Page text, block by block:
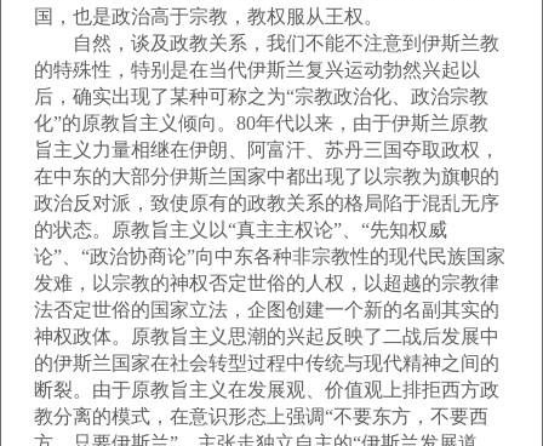
国，也是政治高于宗教，教权服从王权。
自然，谈及政教关系，我们不能不注意到伊斯兰教
的特殊性，特别是在当代伊斯兰复兴运动勃然兴起以
后，确实出现了某种可称之为“宗教政治化、政治宗教
化”的原教旨主义倾向。80年代以来，由于伊斯兰原教
旨主义力量相继在伊朗、阿富汗、苏丹三国夺取政权，
在中东的大部分伊斯兰国家中都出现了以宗教为旗帜的
政治反对派，致使原有的政教关系的格局陷于混乱无序
的状态。原教旨主义以“真主主权论”、“先知权威
论”、“政治协商论”向中东各种非宗教性的现代民族国家
发难，以宗教的神权否定世俗的人权，以超越的宗教律
法否定世俗的国家立法，企图创建一个新的名副其实的
神权政体。原教旨主义思潮的兴起反映了二战后发展中
的伊斯兰国家在社会转型过程中传统与现代精神之间的
断裂。由于原教旨主义在发展观、价值观上排拒西方政
教分离的模式，在意识形态上强调“不要东方，不要西